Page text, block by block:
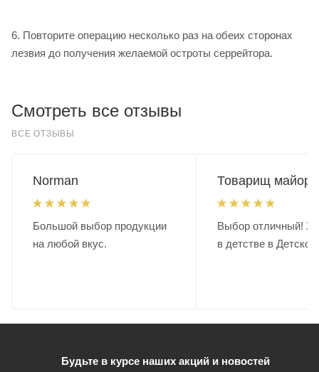
6. Повторите операцию несколько раз на обеих сторонах
лезвия до получения желаемой остроты серрейтора.
Смотреть все отзывы
ВСЕ ОТЗЫВЫ
Norman
Большой выбор продукции
на любой вкус.
Товарищ майор.
Выбор отличный!
в детстве в
Будьте в курсе наших акций и новостей